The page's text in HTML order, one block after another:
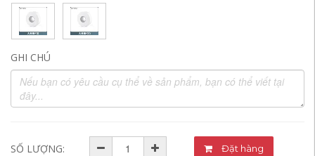
GHI CHÚ
SỐ LƯỢNG: Đặt hàng